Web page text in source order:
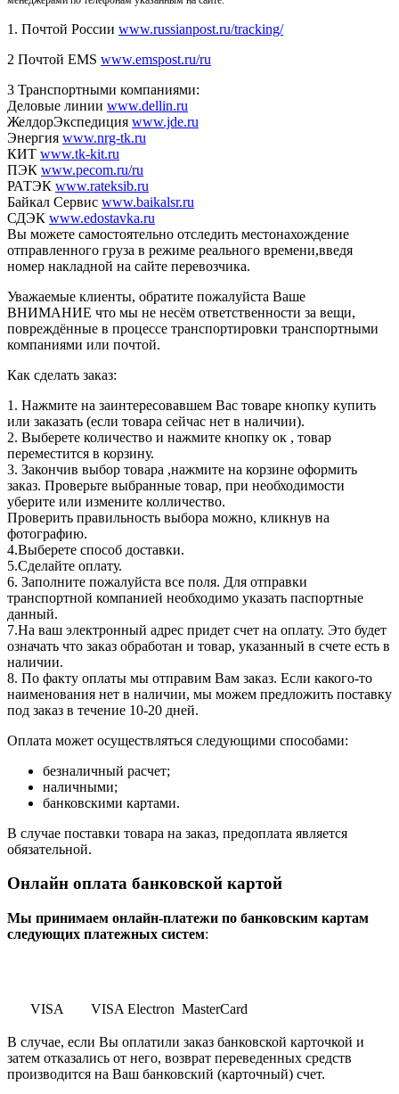
1. Почтой России www.russianpost.ru/tracking/
2 Почтой EMS www.emspost.ru/ru
3 Транспортными компаниями:
Деловые линии www.dellin.ru
ЖелдорЭкспедиция www.jde.ru
Энергия www.nrg-tk.ru
КИТ www.tk-kit.ru
ПЭК www.pecom.ru/ru
РАТЭК www.rateksib.ru
Байкал Сервис www.baikalsr.ru
СДЭК www.edostavka.ru
Вы можете самостоятельно отследить местонахождение
отправленного груза в режиме реального времени,введя
номер накладной на сайте перевозчика.
Уважаемые клиенты, обратите пожалуйста Ваше
ВНИМАНИЕ что мы не несём ответственности за вещи,
повреждённые в процессе транспортировки транспортными
компаниями или почтой.
Как сделать заказ:
1. Нажмите на заинтересовавшем Вас товаре кнопку купить
или заказать (если товара сейчас нет в наличии).
2. Выберете количество и нажмите кнопку ок , товар
переместится в корзину.
3. Закончив выбор товара ,нажмите на корзине оформить
заказ. Проверьте выбранные товар, при необходимости
уберите или измените колличество.
Проверить правильность выбора можно, кликнув на
фотографию.
4.Выберете способ доставки.
5.Сделайте оплату.
6. Заполните пожалуйста все поля. Для отправки
транспортной компанией необходимо указать паспортные
данный.
7.На ваш электронный адрес придет счет на оплату. Это будет
означать что заказ обработан и товар, указанный в счете есть в
наличии.
8. По факту оплаты мы отправим Вам заказ. Если какого-то
наименования нет в наличии, мы можем предложить поставку
под заказ в течение 10-20 дней.
Оплата может осуществляться следующими способами:
безналичный расчет;
наличными;
банковскими картами.
В случае поставки товара на заказ, предоплата является
обязательной.
Онлайн оплата банковской картой
Мы принимаем онлайн-платежи по банковским картам
cледующих платежных систем:
VISA VISA Electron MasterCard
В случае, если Вы оплатили заказ банковской карточкой и
затем отказались от него, возврат переведенных средств
производится на Ваш банковский (карточный) счет.